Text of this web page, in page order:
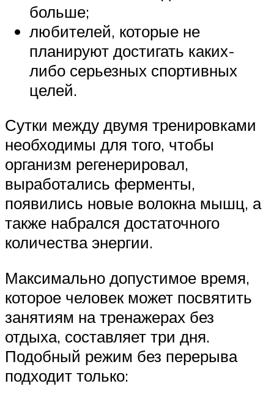
больше;
любителей, которые не
планируют достигать каких-
либо серьезных спортивных
целей.
Сутки между двумя тренировками
необходимы для того, чтобы
организм регенерировал,
выработались ферменты,
появились новые волокна мышц, а
также набрался достаточного
количества энергии.
Максимально допустимое время,
которое человек может посвятить
занятиям на тренажерах без
отдыха, составляет три дня.
Подобный режим без перерыва
подходит только: